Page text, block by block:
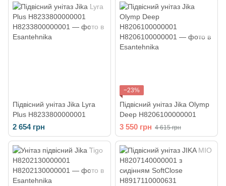
Підвісний унітаз Jika Lyra
Plus H8233800000001
2 654 грн
−23%
Підвісний унітаз Jika Olymp
Deep H8206100000001
3 550 грн 4 615 грн